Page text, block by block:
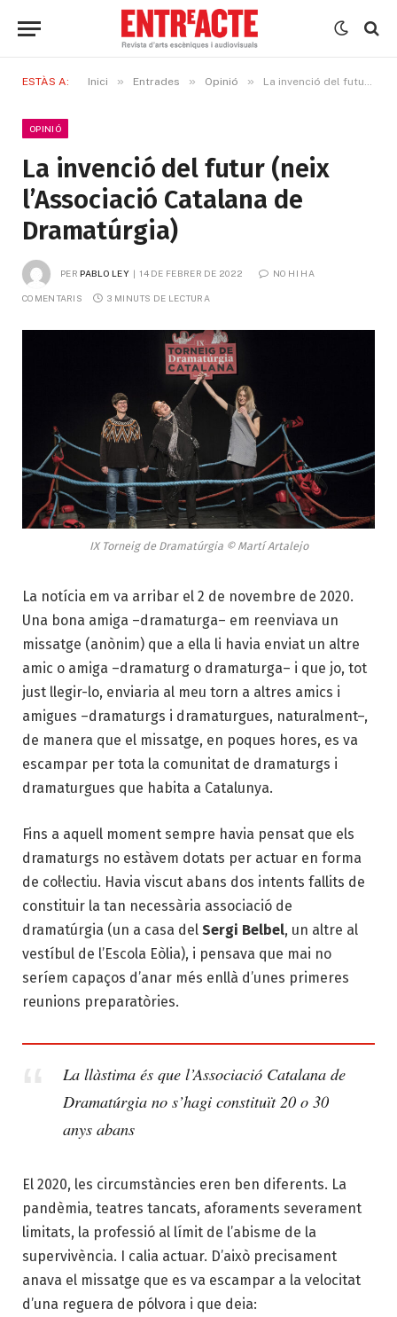
ESTÀS A: Inici » Entrades » Opinió » La invenció del futur (neix l’Associació Catalana de Dramatúrgia)
OPINIÓ
La invenció del futur (neix
l’Associació Catalana de
Dramatúrgia)
PER PABLO LEY 14 DE FEBRER DE 2022 NO HI HA
COMENTARIS 3 MINUTS DE LECTURA
IX Torneig de Dramatúrgia © Martí Artalejo
La notícia em va arribar el 2 de novembre de 2020.
Una bona amiga –dramaturga– em reenviava un
missatge (anònim) que a ella li havia enviat un altre
amic o amiga –dramaturg o dramaturga– i que jo, tot
just llegir-lo, enviaria al meu torn a altres amics i
amigues –dramaturgs i dramaturgues, naturalment–,
de manera que el missatge, en poques hores, es va
escampar per tota la comunitat de dramaturgs i
dramaturgues que habita a Catalunya.
Fins a aquell moment sempre havia pensat que els
dramaturgs no estàvem dotats per actuar en forma
de col·lectiu. Havia viscut abans dos intents fallits de
constituir la tan necessària associació de
dramatúrgia (un a casa del Sergi Belbel, un altre al
vestíbul de l’Escola Eòlia), i pensava que mai no
seríem capaços d’anar més enllà d’unes primeres
reunions preparatòries.
La llàstima és que l’Associació Catalana de
Dramatúrgia no s’hagi constituït 20 o 30
anys abans
El 2020, les circumstàncies eren ben diferents. La
pandèmia, teatres tancats, aforaments severament
limitats, la professió al límit de l’abisme de la
supervivència. I calia actuar. D’això precisament
anava el missatge que es va escampar a la velocitat
d’una reguera de pólvora i que deia: